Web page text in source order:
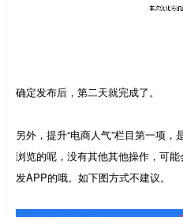
确定发布后，第二天就完成了。
另外，提升“电商人气”栏目第一项
浏览的呢，没有其他其他操作，可
发APP的哦。如下图方式不建议。